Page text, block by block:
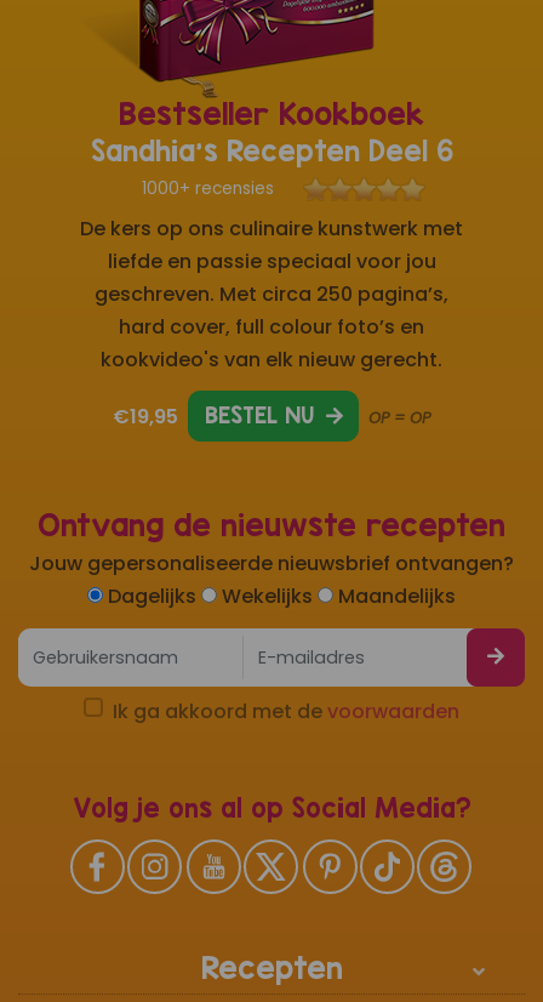
Ontvang de nieuwste recepten
Jouw gepersonaliseerde nieuwsbrief ontvangen?
Dagelijks
Wekelijks Maandelijks
Ik ga akkoord met devoorwaarden
Volg je ons al op Social Media?
Recepten
Bestseller Kookboek
Sandhia's Recepten Deel 6
1000+ recensies
De kers op ons culinaire kunstwerk met
liefde en passie speciaal voor jou
geschreven. Met circa 250 pagina’s,
hard cover, full colour foto’s en
kookvideo's van elk nieuw gerecht.
€19,95 BESTEL NU OP = OP